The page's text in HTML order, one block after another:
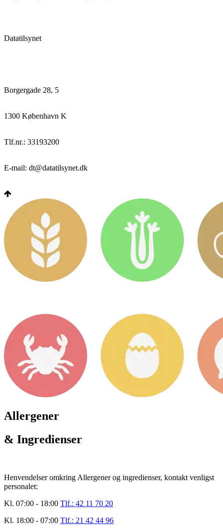
Datatilsynet
Borgergade 28, 5
1300 København K
Tlf.nr.: 33193200
E-mail: dt@datatilsynet.dk
Allergener
& Ingredienser
Henvendelser omkring Allergener og ingredienser, kontakt venligst
personalet:
Kl. 07:00 - 18:00 Tlf.: 42 11 70 20
Kl. 18:00 - 07:00 Tlf.: 21 42 44 96